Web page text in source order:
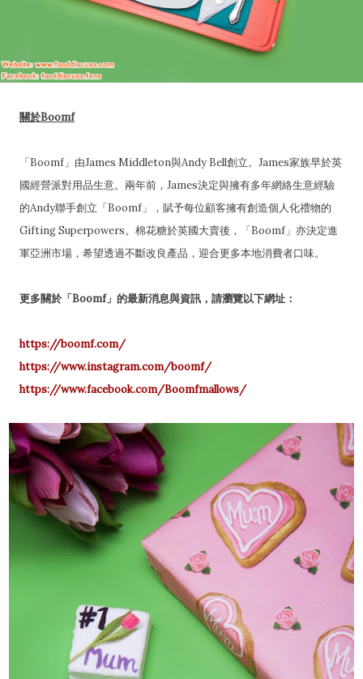
關於Boomf
「Boomf」由James Middleton與Andy Bell創立。James家族早於英
國經營派對用品生意。兩年前，James決定與擁有多年網絡生意經驗
的Andy聯手創立「Boomf」，賦予每位顧客擁有創造個人化禮物的
Gifting Superpowers。棉花糖於英國大賣後，「Boomf」亦決定進
軍亞洲市場，希望透過不斷改良產品，迎合更多本地消費者口味。
更多關於「Boomf」的最新消息與資訊，請瀏覽以下網址：
https://boomf.com/
https://www.instagram.com/boomf/
https://www.facebook.com/Boomfmallows/